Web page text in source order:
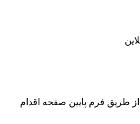
طریق فرم پایین صفحه اقدام